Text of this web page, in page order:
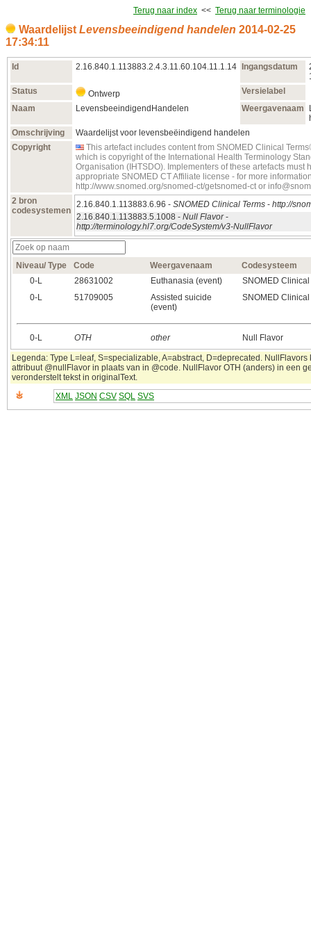
Terug naar index << Terug naar terminologie
Waardelijst Levensbeeindigend handelen 2014‑02‑25
17:34:11
Id 2.16.840.1.113883.2.4.3.11.60.104.11.1.14 Ingangsdatum
Status
Ontwerp
Versielabel
Naam
LevensbeeindigendHandelen Weergavenaam
Omschrijving
Waardelijst voor levensbeëindigend handelen
Copyright
This artefact includes content from SNOMED Clinical
which is copyright of the International Health Terminology
Organisation (IHTSDO). Implementers of these artefacts must
appropriate SNOMED CT Affiliate license - for more
http://www.snomed.org/snomed-ct/getsnomed-ct or
2 bron
codesystemen
2.16.840.1.113883.6.96 - SNOMED Clinical Terms - http://
2.16.840.1.113883.5.1008 - Null Flavor-
http://terminology.hl7.org/CodeSystem/v3-NullFlavor
Niveau/ Type Code Weergavenaam
Codesysteem
0‑L
28631002 Euthanasia (event)
SNOMED Clinical
0‑L
51709005
Assisted suicide
(event)
SNOMED Clinical
0‑L OTH other Null Flavor
Legenda: Type L=leaf, S=specializable, A=abstract, D=deprecated. NullFlavors
attribuut @nullFlavor in plaats van in @code. NullFlavor OTH (anders) in een
veronderstelt tekst in originalText.
XML JSON CSV SQL SVS